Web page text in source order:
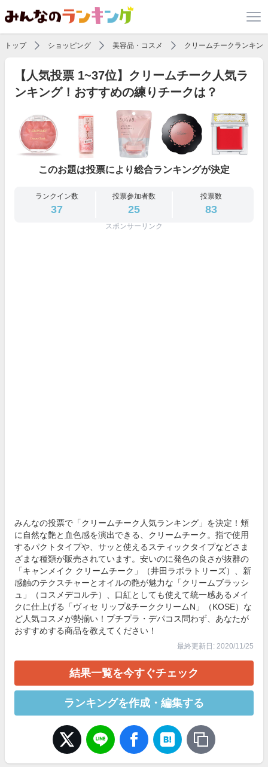
トップ ショッピング 美容品・コスメ クリームチークランキン
【人気投票 1~37位】クリームチーク人気ラ
ンキング！おすすめの練りチークは？
このお題は投票により総合ランキングが決定
ランクイン数
37
投票参加者数
25
投票数
83
スポンサーリンク
みんなの投票で「クリームチーク人気ランキング」を決定！頬
に自然な艶と血色感を演出できる、クリームチーク。指で使用
するパクトタイプや、サッと使えるスティックタイプなどさま
ざまな種類が販売されています。安いのに発色の良さが抜群の
「キャンメイク クリームチーク」（井田ラボラトリーズ）、新
感触のテクスチャーとオイルの艶が魅力な「クリームブラッシ
ュ」（コスメデコルテ）、口紅としても使えて統一感あるメイ
クに仕上げる「ヴィセ リップ&チーククリームN」（KOSE）な
ど人気コスメが勢揃い！プチプラ・デパコス問わず、あなたが
おすすめする商品を教えてください！
最終更新日: 2020/11/25
結果一覧を今すぐチェック
ランキングを作成・編集する